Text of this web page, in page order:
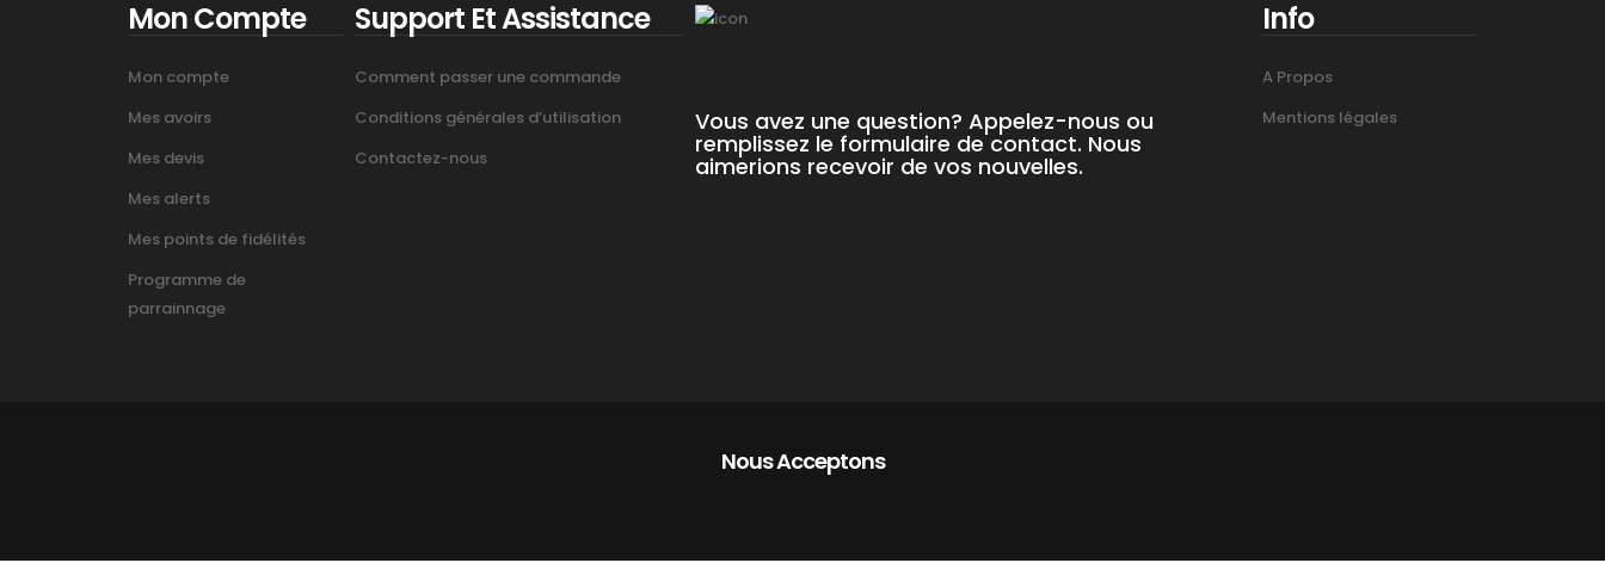
Mon Compte
Mon compte
Mes avoirs
Mes devis
Mes alerts
Mes points de fidélités
Programme de
parrainnage
Support Et Assistance
Comment passer une commande
Conditions générales d’utilisation
Contactez-nous
Vous avez une question? Appelez-nous ou
remplissez le formulaire de contact. Nous
aimerions recevoir de vos nouvelles.
Info
A Propos
Mentions légales
Nous Acceptons